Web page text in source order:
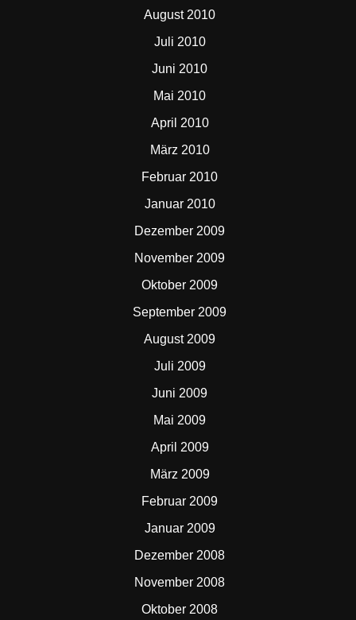
August 2010
Juli 2010
Juni 2010
Mai 2010
April 2010
März 2010
Februar 2010
Januar 2010
Dezember 2009
November 2009
Oktober 2009
September 2009
August 2009
Juli 2009
Juni 2009
Mai 2009
April 2009
März 2009
Februar 2009
Januar 2009
Dezember 2008
November 2008
Oktober 2008